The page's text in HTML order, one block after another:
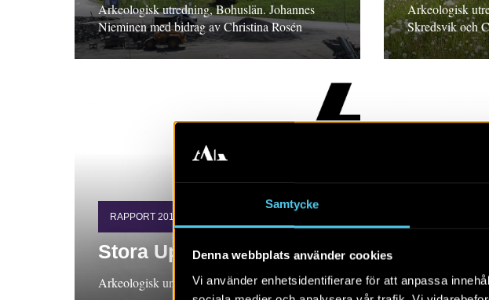
Samtycke
Denna webbplats använder cookies
Vi använder enhetsidentifierare för att anpassa
Arkeologisk utredning, Bohuslän. Johannes
Nieminen med bidrag av Christina Rosén
Arkeologisk
Skredsvik och
RAPPORT 2018:52
Stora Uppåkra 8:8. UAC
Arkeologisk undersökning, Skåne Kennet Stark
RAPPORT
Östra
Stark